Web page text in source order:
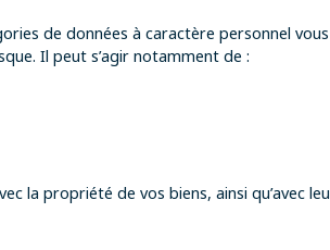
de données à caractère personnel
Il peut s’agir notamment de :
la propriété de vos biens, ainsi qu’avec